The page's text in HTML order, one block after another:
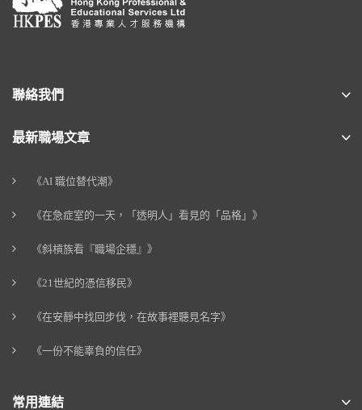
聯絡我們
最新職場文章
《AI 職位替代潮》
《在急症室的一天，「透明人」看見的「品格」》
《斜槓族看『職場企穩』》
《21世紀的憑信移民》
《在安靜中找回步伐，在故事裡聽見名字》
《一份不能辜負的信任》
常用連結